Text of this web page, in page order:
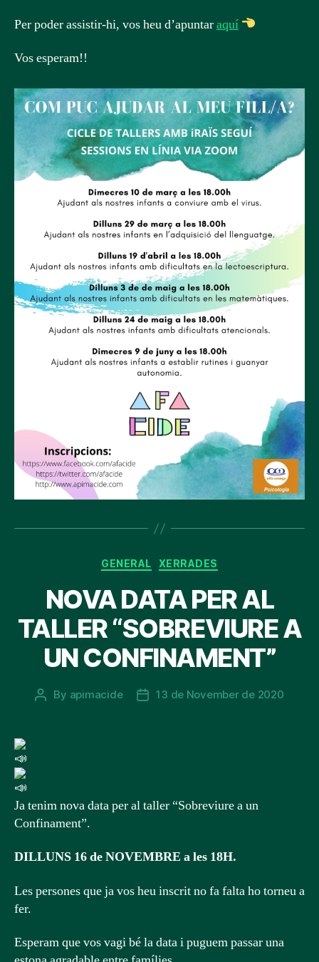
Per poder assistir-hi, vos heu d’apuntaraquí
Vos esperam!!
Categories
GENERAL XERRADES
NOVA DATA PER AL
TALLER “SOBREVIURE A
UN CONFINAMENT”
Post
By apimacide
Post13 de November de 2020
Ja tenim nova data per al taller “Sobreviure a un
Confinament”.
DILLUNS 16 de NOVEMBRE a les 18H.
Les persones que ja vos heu inscrit no fa falta ho torneu a
fer.
Esperam que vos vagi bé la data i puguem passar una